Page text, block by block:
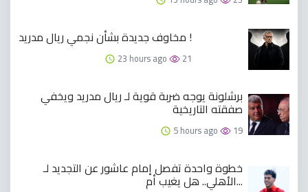
مخاوف جديدة بشأن نجمي ريال مدريد !
23 hours ago 21
برشلونة يوجه ضربة قوية لـ ريال مدريد ويخفي
صفقته التاريخية
5 hours ago 19
خطوة واحدة تفصل إمام عاشور عن التجديد لـ
الأهلي.. هل يغيب أم...